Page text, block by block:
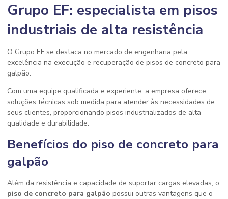
Grupo EF: especialista em pisos
industriais de alta resistência
O Grupo EF se destaca no mercado de engenharia pela
excelência na execução e recuperação de pisos de concreto para
galpão.
Com uma equipe qualificada e experiente, a empresa oferece
soluções técnicas sob medida para atender às necessidades de
seus clientes, proporcionando pisos industrializados de alta
qualidade e durabilidade.
Benefícios do piso de concreto para
galpão
Além da resistência e capacidade de suportar cargas elevadas, o
piso de concreto para galpão possui outras vantagens que o